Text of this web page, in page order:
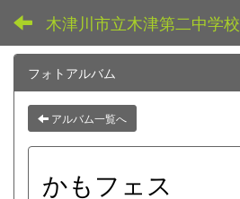
木津川市立木津第二中学校
フォトアルバム
アルバム一覧へ
かもフェス